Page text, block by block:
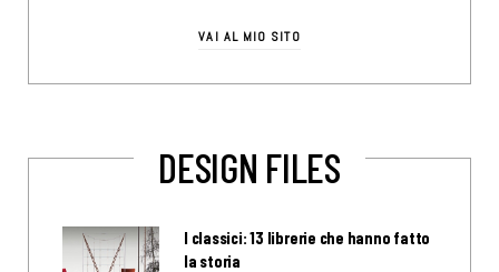
VAI AL MIO SITO
DESIGN FILES
I classici: 13 librerie che hanno fatto
la storia